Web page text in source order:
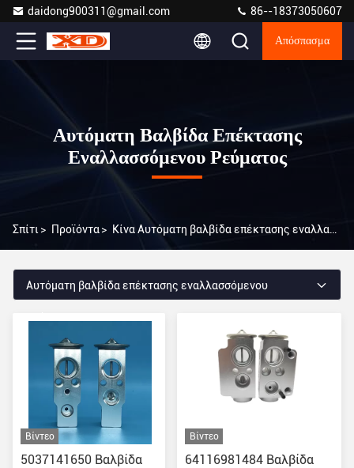
daidong900311@gmail.com 86--18373050607
Απόσπασμα
Αυτόματη Βαλβίδα Επέκτασης
Εναλλασσόμενου Ρεύματος
Σπίτι > Προϊόντα> Κίνα Αυτόματη βαλβίδα επέκτασης εναλλασσόμενου ρεύματος
Αυτόματη βαλβίδα επέκτασης εναλλασσόμενου
Βίντεο
5037141650 Βαλβίδα
Βίντεο
64116981484 Βαλβίδα